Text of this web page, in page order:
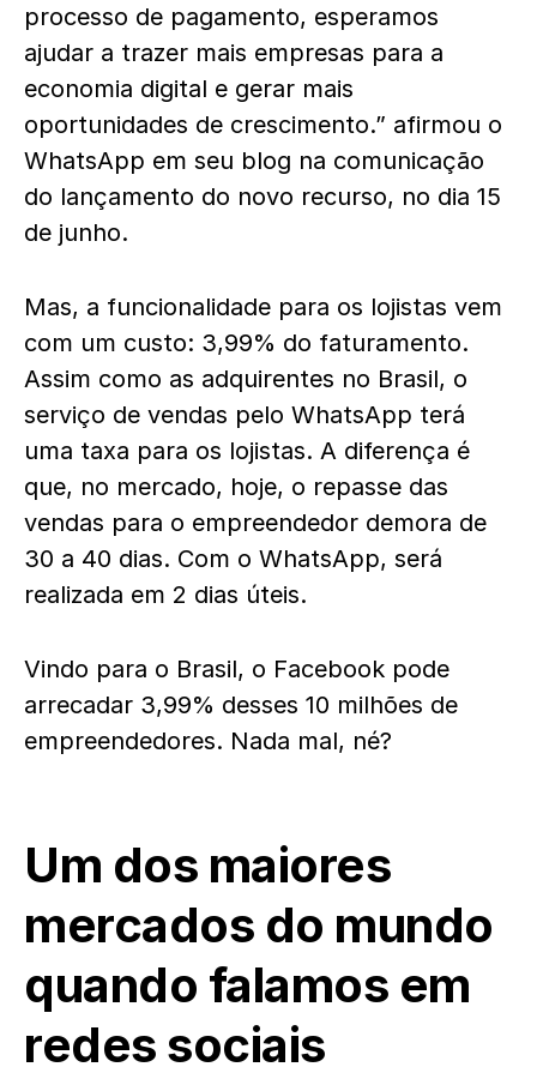
processo de pagamento, esperamos
ajudar a trazer mais empresas para a
economia digital e gerar mais
oportunidades de crescimento.” afirmou o
WhatsApp em seu blog na comunicação
do lançamento do novo recurso, no dia 15
de junho.
Mas, a funcionalidade para os lojistas vem
com um custo: 3,99% do faturamento.
Assim como as adquirentes no Brasil, o
serviço de vendas pelo WhatsApp terá
uma taxa para os lojistas. A diferença é
que, no mercado, hoje, o repasse das
vendas para o empreendedor demora de
30 a 40 dias. Com o WhatsApp, será
realizada em 2 dias úteis.
Vindo para o Brasil, o Facebook pode
arrecadar 3,99% desses 10 milhões de
empreendedores. Nada mal, né?
Um dos maiores
mercados do mundo
quando falamos em
redes sociais